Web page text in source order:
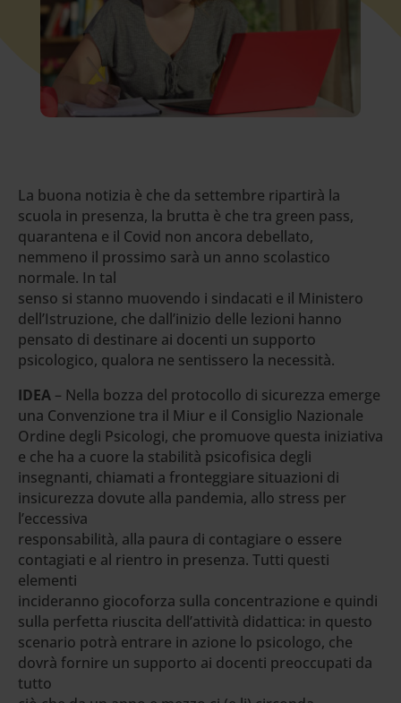
La buona notizia è che da settembre ripartirà la
scuola in presenza, la brutta è che tra green pass,
quarantena e il Covid non ancora debellato,
nemmeno il prossimo sarà un anno scolastico
normale. In tal
senso si stanno muovendo i sindacati e il Ministero
dell’Istruzione, che dall’inizio delle lezioni hanno
pensato di destinare ai docenti un supporto
psicologico, qualora ne sentissero la necessità.
IDEA – Nella bozza del protocollo di sicurezza emerge
una Convenzione tra il Miur e il Consiglio Nazionale
Ordine degli Psicologi, che promuove questa iniziativa
e che ha a cuore la stabilità psicofisica degli
insegnanti, chiamati a fronteggiare situazioni di
insicurezza dovute alla pandemia, allo stress per
l’eccessiva
responsabilità, alla paura di contagiare o essere
contagiati e al rientro in presenza. Tutti questi
elementi
incideranno giocoforza sulla concentrazione e quindi
sulla perfetta riuscita dell’attività didattica: in questo
scenario potrà entrare in azione lo psicologo, che
dovrà fornire un supporto ai docenti preoccupati da
tutto